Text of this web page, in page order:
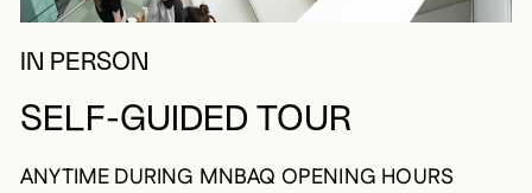
IN PERSON
SELF-GUIDED TOUR
ANYTIME DURING MNBAQ OPENING HOURS